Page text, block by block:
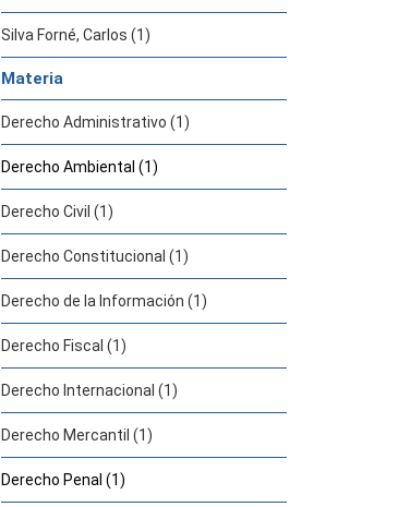
Silva Forné, Carlos (1)
Materia
Derecho Administrativo (1)
Derecho Ambiental (1)
Derecho Civil (1)
Derecho Constitucional (1)
Derecho de la Información (1)
Derecho Fiscal (1)
Derecho Internacional (1)
Derecho Mercantil (1)
Derecho Penal (1)